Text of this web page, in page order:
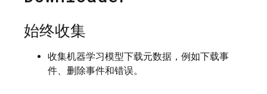
始终收集
收集机器学习模型下载元数据，例如下载事
件、删除事件和错误。